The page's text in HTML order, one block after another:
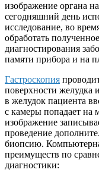
изображение органа
сегодняшний день
исследование, во
обработать
диагностирования
памяти прибора и на
Гастроскопия
поверхности желудка
в желудок пациента
с камеры попадает на
изображение
проведение
биопсию.
преимуществ по
диагностики: